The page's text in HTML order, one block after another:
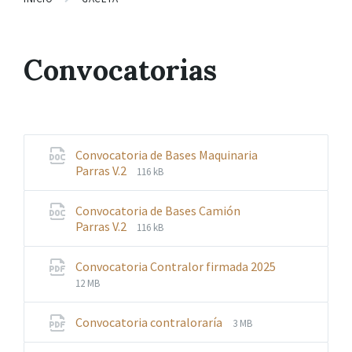
Convocatorias
Convocatoria de Bases Maquinaria
Parras V.2
File
File
116 kB
Convocatoria de Bases Camión
Parras V.2
File
File
116 kB
Convocatoria Contralor firmada 2025
File
File
12 MB
Convocatoria contraloraría
File
File
3 MB